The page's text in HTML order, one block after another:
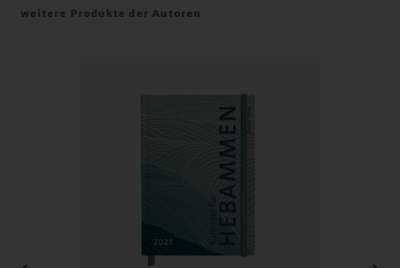
weitere Produkte der Autoren